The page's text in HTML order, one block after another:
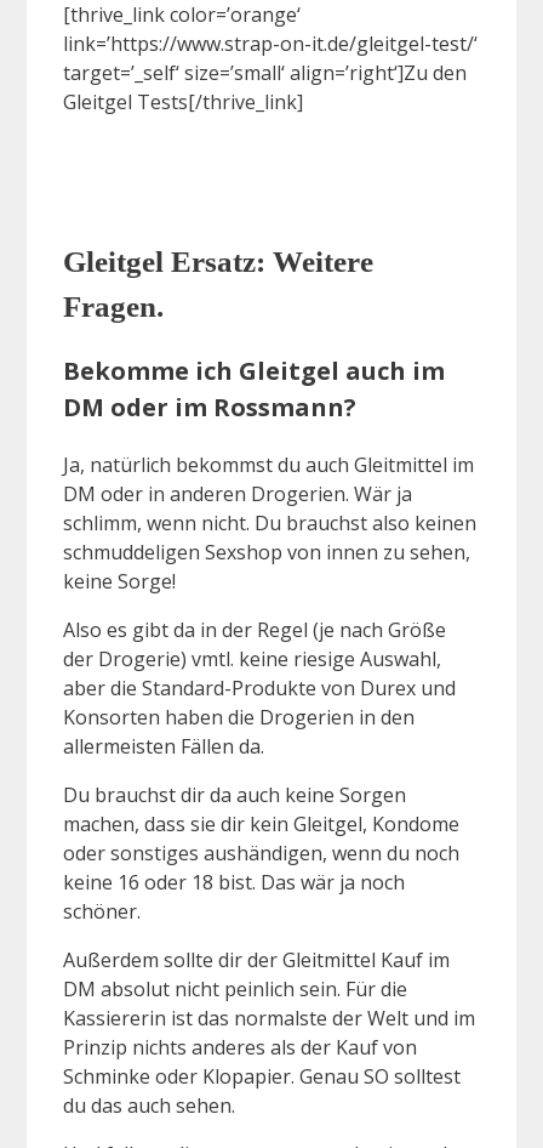
[thrive_link color=’orange‘
link=’https://www.strap-on-it.de/gleitgel-test/‘
target=’_self‘ size=’small‘ align=’right‘]Zu den
Gleitgel Tests[/thrive_link]
Gleitgel Ersatz: Weitere
Fragen.
Bekomme ich Gleitgel auch im
DM oder im Rossmann?
Ja, natürlich bekommst du auch Gleitmittel im
DM oder in anderen Drogerien. Wär ja
schlimm, wenn nicht. Du brauchst also keinen
schmuddeligen Sexshop von innen zu sehen,
keine Sorge!
Also es gibt da in der Regel (je nach Größe
der Drogerie) vmtl. keine riesige Auswahl,
aber die Standard-Produkte von Durex und
Konsorten haben die Drogerien in den
allermeisten Fällen da.
Du brauchst dir da auch keine Sorgen
machen, dass sie dir kein Gleitgel, Kondome
oder sonstiges aushändigen, wenn du noch
keine 16 oder 18 bist. Das wär ja noch
schöner.
Außerdem sollte dir der Gleitmittel Kauf im
DM absolut nicht peinlich sein. Für die
Kassiererin ist das normalste der Welt und im
Prinzip nichts anderes als der Kauf von
Schminke oder Klopapier. Genau SO solltest
du das auch sehen.